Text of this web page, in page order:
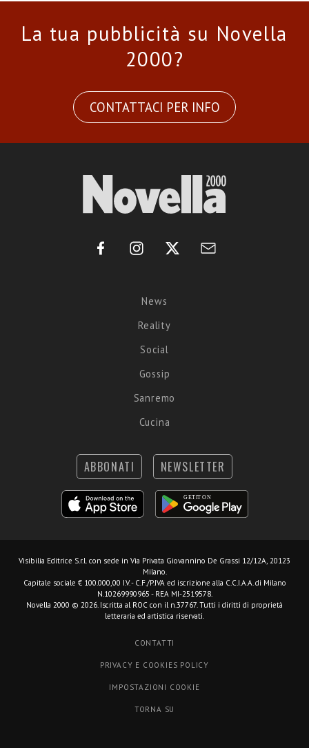
La tua pubblicità su Novella
2000?
CONTATTACI PER INFO
News
Reality
Social
Gossip
Sanremo
Cucina
ABBONATI NEWSLETTER
Visibilia Editrice S.r.l. con sede in Via Privata Giovannino De Grassi 12/12A, 20123
Milano.
Capitale sociale € 100.000,00 I.V. - C.F./P.IVA ed iscrizione alla C.C.I.A.A. di Milano
N.10269990965 - REA MI-2519578.
Novella 2000 © 2026. Iscritta al ROC con il n.37767. Tutti i diritti di proprietà
letteraria ed artistica riservati.
CONTATTI
PRIVACY E COOKIES POLICY
IMPOSTAZIONI COOKIE
TORNA SU